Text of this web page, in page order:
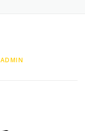
ADMIN